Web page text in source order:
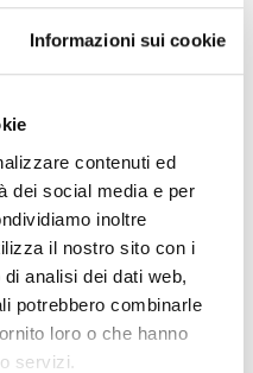
Informazioni sui cookie
contenuti ed
dei social media e per
inoltre
il nostro sito con i
analisi dei dati web,
potrebbero combinarle
loro o che hanno
servizi.